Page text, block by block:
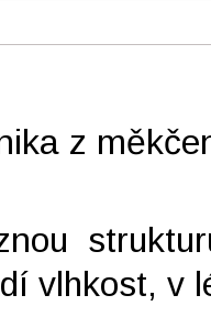
z
vlhkost, v